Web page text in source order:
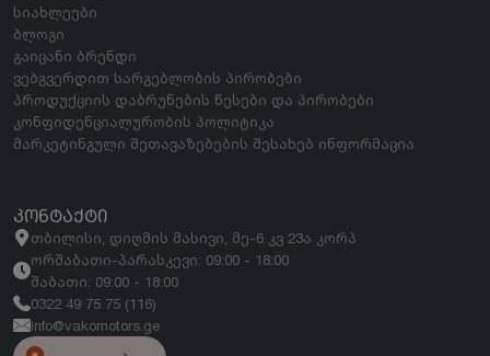
სიახლეები
ბლოგი
გაიცანი ბრენდი
ვებგვერდით სარგებლობის პირობები
პროდუქციის დაბრუნების წესები და პირობები
კონფიდენციალურობის პოლიტიკა
მარკეტინგული შეთავაზებების შესახებ ინფორმაცია
ᲙᲝᲜᲢᲐᲥᲢᲘ
თბილისი, დიღმის მასივი, მე-6 კვ 23ა კორპ
ორშაბათი-პარასკევი: 09:00 - 18:00
შაბათი: 09:00 - 18:00
0322 49 75 75 (116)
info@vakomotors.ge